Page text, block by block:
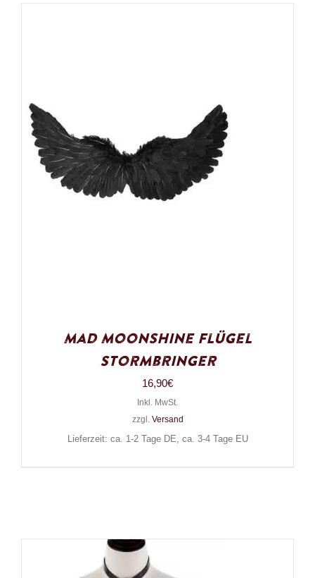
Mad Moonshine Flügel
Stormbringer
16,90€
Inkl. MwSt.
zzgl. Versand
Lieferzeit: ca. 1-2 Tage DE, ca. 3-4 Tage EU